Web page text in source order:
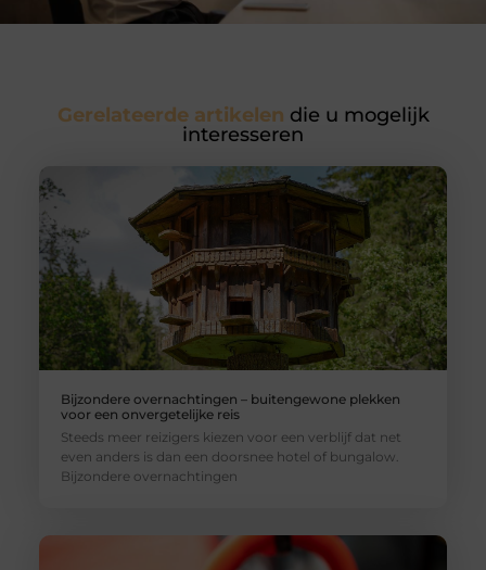
Gerelateerde artikelen die u mogelijk
interesseren
Bijzondere overnachtingen – buitengewone plekken
voor een onvergetelijke reis
Steeds meer reizigers kiezen voor een verblijf dat net
even anders is dan een doorsnee hotel of bungalow.
Bijzondere overnachtingen